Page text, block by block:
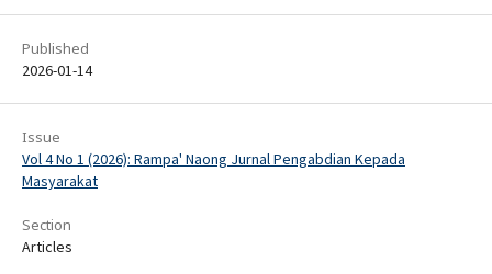
Published
2026-01-14
Issue
Vol 4 No 1 (2026): Rampa' Naong Jurnal Pengabdian Kepada
Masyarakat
Section
Articles